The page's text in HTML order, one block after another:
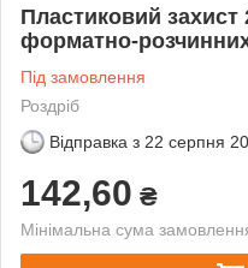
Пластиковий
форматно-
Під замовлення
Роздріб
Відправка з 22 серпня
142,60 ₴
Мінімальна сума